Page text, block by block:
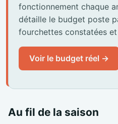
fonctionnement chaque
détaille le budget poste
fourchettes constatées
Voir le budget réel →
Au fil de la saison